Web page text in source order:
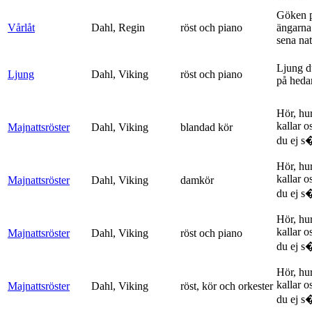
Vårlåt Dahl, Regin röst och piano
Göken
sena
Ljung Dahl, Viking röst och piano
Ljung
på
Majnattsröster Dahl, Viking blandad kör
Hör,
kallar
du ej
Majnattsröster Dahl, Viking damkör
Hör,
kallar
du ej
Majnattsröster Dahl, Viking röst och piano
Hör,
kallar
du ej
Majnattsröster Dahl, Viking röst, kör och orkester
Hör,
kallar
du ej